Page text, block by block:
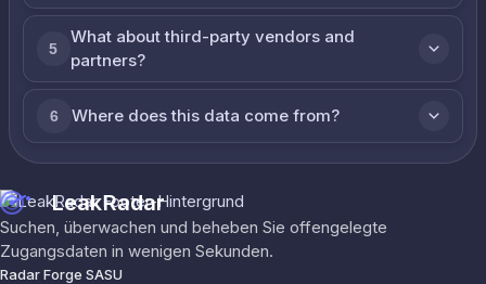
5
What about third-party vendors and
partners?
6 Where does this data come from?
LeakRadar
Suchen, überwachen und beheben Sie offengelegte
Zugangsdaten in wenigen Sekunden.
Radar Forge SASU